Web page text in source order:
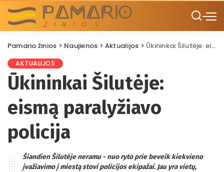
Pamario žinios > Naujienos >Aktualijos > Ūkininkai Šilutėje: eismą paralyžiavo policija
AKTUALIJOS
Ūkininkai Šilutėje:
eismą paralyžiavo
policija
Šiandien Šilutėje neramu - nuo ryto prie beveik kiekvieno
įvažiavimo į miestą stovi policijos ekipažai. Jau yra vietų,